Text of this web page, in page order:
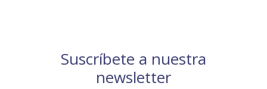
Suscríbete a nuestra
newsletter